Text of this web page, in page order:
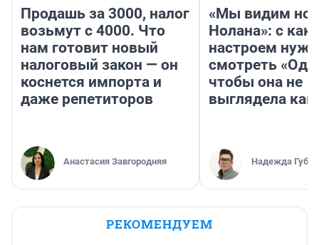
Продашь за 3000, налог
возьмут с 4000. Что
нам готовит новый
налоговый закон — он
коснется импорта и
даже репетиторов
Анастасия Завгородняя
«Мы видим
Нолана»: с
настроем
смотреть
чтобы она не
выглядела как
Надежда
РЕКОМЕНДУЕМ